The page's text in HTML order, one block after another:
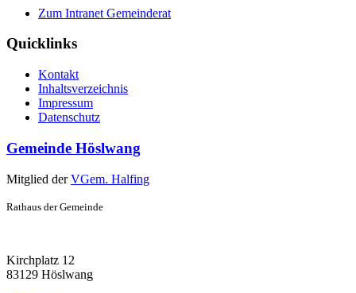
Zum Intranet Gemeinderat
Quicklinks
Kontakt
Inhaltsverzeichnis
Impressum
Datenschutz
Gemeinde Höslwang
Mitglied derVGem. Halfing
Rathaus der Gemeinde
Kirchplatz 12
83129 Höslwang